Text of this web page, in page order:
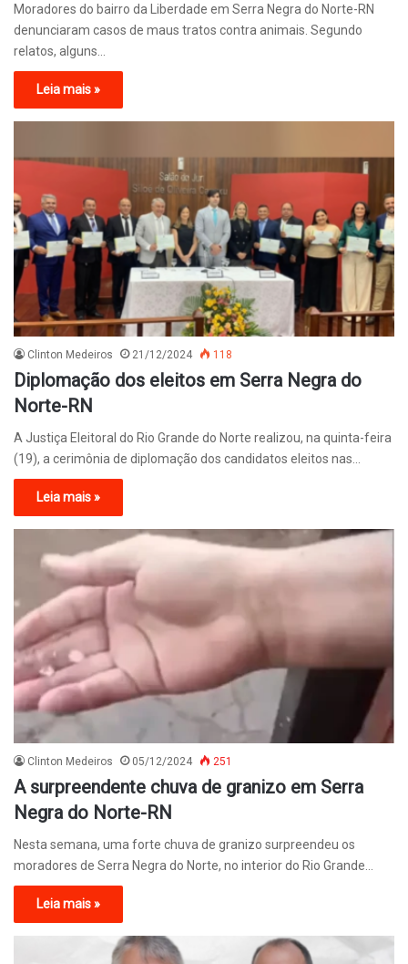
Moradores do bairro da Liberdade em Serra Negra do Norte-RN
denunciaram casos de maus tratos contra animais. Segundo
relatos, alguns…
Leia mais »
Clinton Medeiros 21/12/2024 118
Diplomação dos eleitos em Serra Negra do
Norte-RN
A Justiça Eleitoral do Rio Grande do Norte realizou, na quinta-feira
(19), a cerimônia de diplomação dos candidatos eleitos nas…
Leia mais »
Clinton Medeiros 05/12/2024 251
A surpreendente chuva de granizo em Serra
Negra do Norte-RN
Nesta semana, uma forte chuva de granizo surpreendeu os
moradores de Serra Negra do Norte, no interior do Rio Grande…
Leia mais »